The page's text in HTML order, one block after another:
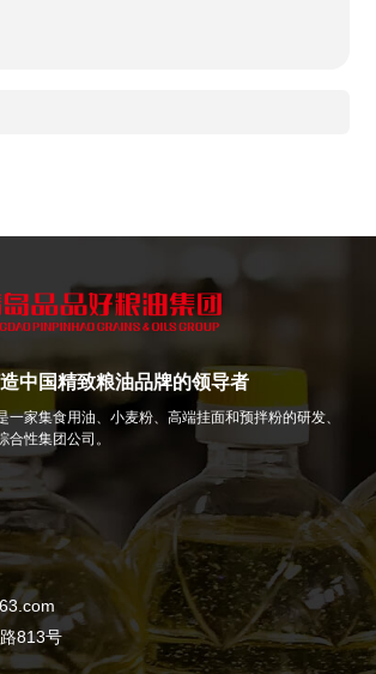
中国精致粮油品牌的领导者
一家集食用油、小麦粉、高端挂面和预拌粉的研发、
合性集团公司。
813号